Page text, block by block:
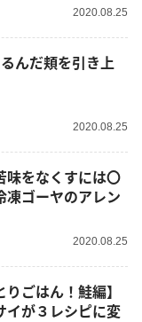
2020.08.25
んだ頬を引き上
2020.08.25
味をなくすには〇
凍ゴーヤのアレン
2020.08.25
ごはん！鮭編】
イが３レシピに変